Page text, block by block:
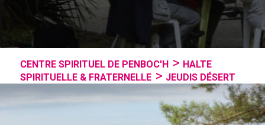
CENTRE SPIRITUEL DE PENBOC'H
HALTE
SPIRITUELLE & FRATERNELLE
JEUDIS DÉSERT